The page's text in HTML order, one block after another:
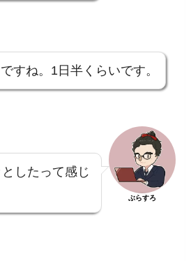
すね。1日半くらいです。
したって感じ
ぶらすろ